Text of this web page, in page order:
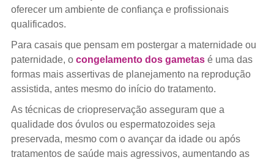
oferecer um ambiente de confiança e profissionais
qualificados.
Para casais que pensam em postergar a maternidade ou
paternidade, o congelamento dos gametasé uma das
formas mais assertivas de planejamento na reprodução
assistida, antes mesmo do início do tratamento.
As técnicas de criopreservação asseguram que a
qualidade dos óvulos ou espermatozoides seja
preservada, mesmo com o avançar da idade ou após
tratamentos de saúde mais agressivos, aumentando as